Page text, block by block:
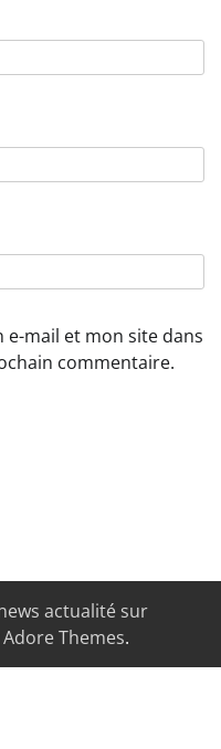
mail et mon site dans
commentaire.
actualité sur
Adore Themes.